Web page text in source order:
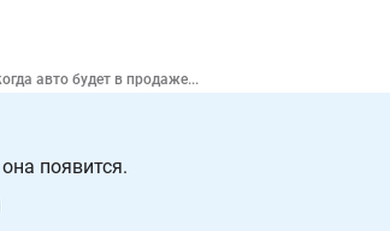
авто будет в продаже...
появится.